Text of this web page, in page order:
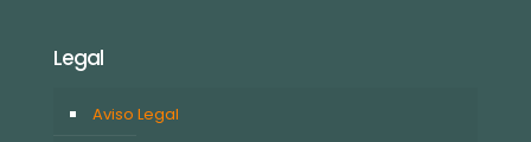
Legal
Aviso Legal